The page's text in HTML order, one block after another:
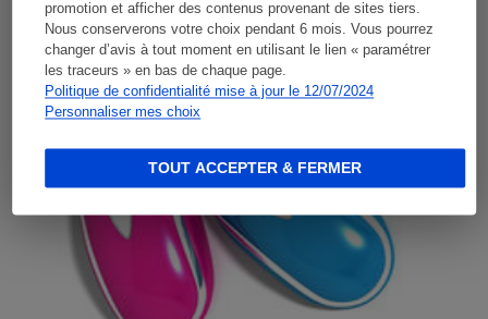
promotion et afficher des contenus provenant de sites tiers.
Nous conserverons votre choix pendant 6 mois. Vous pourrez
changer d’avis à tout moment en utilisant le lien « paramétrer
les traceurs » en bas de chaque page.
Politique de confidentialité mise à jour le 12/07/2024
Personnaliser mes choix
TOUT ACCEPTER & FERMER